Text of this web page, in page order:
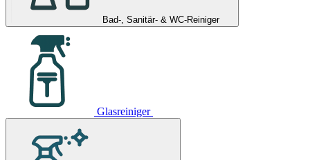
Bad-, Sanitär- & WC-Reiniger
Glasreiniger